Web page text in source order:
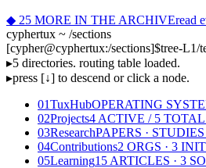
◆ 25 MORE IN THE ARCHIVEread
cyphertux ~ /sections
[cypher@cyphertux:/sections]$tree-L1/
▸5 directories. routing table loaded.
▸press [↓] to descend or click a node.
01TuxHubOPERATING
02Projects4 ACTIVE / 5
03ResearchPAPERS ·
04Contributions2 ORGS · 3
05Learning15 ARTICLES · 3